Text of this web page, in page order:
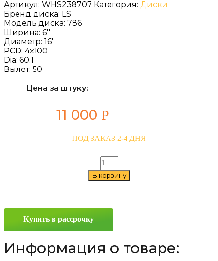
Артикул: WHS238707 Категория: Диски
Бренд диска: LS
Модель диска: 786
Ширина: 6''
Диаметр: 16''
PCD: 4x100
Dia: 60.1
Вылет: 50
Цена за штуку:
11 000 Р
ПОД ЗАКАЗ 2-4 ДНЯ
Количество
товара
LS
ET50
GMF
В корзину
Купить в рассрочку
Информация о товаре: